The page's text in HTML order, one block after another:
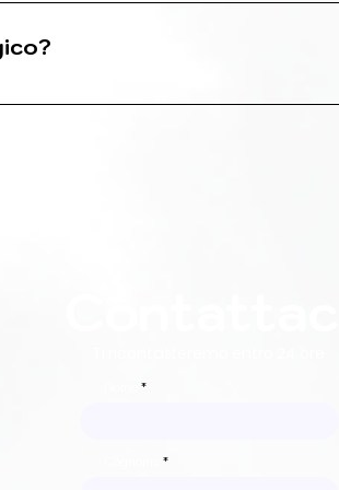
a eventi stressanti o temporanei.